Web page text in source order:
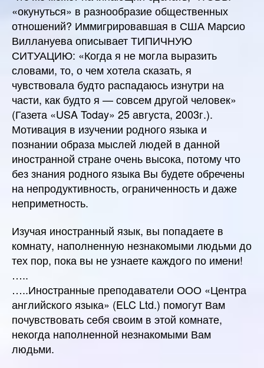
«окунуться» в разнообразие общественных
отношений? Иммигрировавшая в США Марсио
Виллануева описывает ТИПИЧНУЮ
СИТУАЦИЮ: «Когда я не могла выразить
словами, то, о чем хотела сказать, я
чувствовала будто распадаюсь изнутри на
части, как будто я — совсем другой человек»
(Газета «USA Today» 25 августа, 2003г.).
Мотивация в изучении родного языка и
познании образа мыслей людей в данной
иностранной стране очень высока, потому что
без знания родного языка Вы будете обречены
на непродуктивность, ограниченность и даже
неприметность.
Изучая иностранный язык, вы попадаете в
комнату, наполненную незнакомыми людьми до
тех пор, пока вы не узнаете каждого по имени!
…..
…..Иностранные преподаватели ООО «Центра
английского языка» (ELC Ltd.) помогут Вам
почувствовать себя своим в этой комнате,
некогда наполненной незнакомыми Вам
людьми.